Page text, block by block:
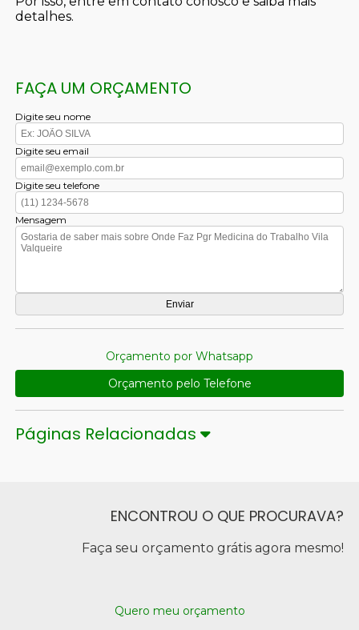
detalhes.
FAÇA UM ORÇAMENTO
Digite seu nome
Digite seu email
Digite seu telefone
Mensagem
Orçamento por Whatsapp
Orçamento pelo Telefone
Páginas Relacionadas
ENCONTROU O QUE PROCURAVA?
Faça seu orçamento grátis agora mesmo!
Quero meu orçamento